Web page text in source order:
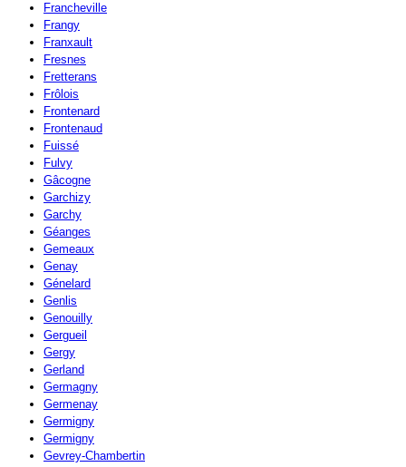
Francheville
Frangy
Franxault
Fresnes
Fretterans
Frôlois
Frontenard
Frontenaud
Fuissé
Fulvy
Gâcogne
Garchizy
Garchy
Géanges
Gemeaux
Genay
Génelard
Genlis
Genouilly
Gergueil
Gergy
Gerland
Germagny
Germenay
Germigny
Germigny
Gevrey-Chambertin